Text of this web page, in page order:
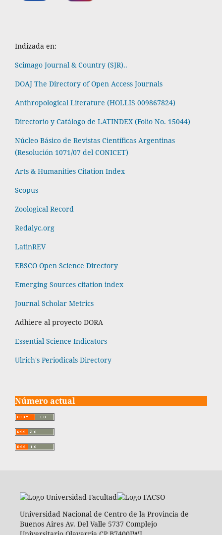
Indizada en:
Scimago Journal & Country (SJR)..
DOAJ The Directory of Open Access Journals
Anthropological Literature (HOLLIS 009867824)
Directorio y Catálogo de LATINDEX (Folio No. 15044)
Núcleo Básico de Revistas Científicas Argentinas
(Resolución 1071/07 del CONICET)
Arts & Humanities Citation Index
Scopus
Zoological Record
Redalyc.org
LatinREV
EBSCO Open Science Directory
Emerging Sources citation index
Journal Scholar Metrics
Adhiere al proyecto DORA
Essential Science Indicators
Ulrich's Periodicals Directory
Número actual
Universidad Nacional de Centro de la Provincia de
Buenos Aires Av. Del Valle 5737 Complejo